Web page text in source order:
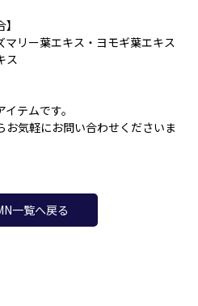
マリー葉エキス・ヨモギ葉エキス
ス
テムです。
気軽にお問い合わせくださいま
一覧へ戻る